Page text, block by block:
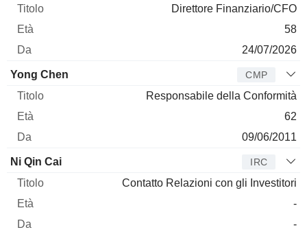
Direttore Finanziario/CFO
58
24/07/2026
Yong Chen CMP
Responsabile della Conformità
62
09/06/2011
Ni Qin Cai IRC
Contatto Relazioni con gli Investitori
-
-